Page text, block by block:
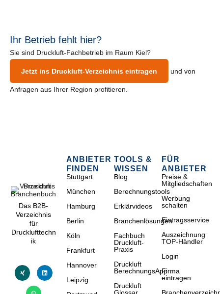
Ihr Betrieb fehlt hier?
Sie sind Druckluft-Fachbetrieb im Raum Kiel?
Jetzt ins Druckluft-Verzeichnis eintragen und von
Anfragen aus Ihrer Region profitieren.
Das B2B-
Verzeichnis
für
Drucklufttechn
ik
ANBIETER
FINDEN
Stuttgart
München
Hamburg
Berlin
Köln
Frankfurt
Hannover
Leipzig
TOOLS &
WISSEN
Blog
Berechnungstools
Erklärvideos
Branchenlösungen
Fachbuch
Druckluft-
Praxis
Druckluft
BerechnungsApp
Druckluft
FÜR
ANBIETER
Preise &
Mitgliedschaften
Werbung
schalten
Eintragsservice
Auszeichnung
TOP-Händler
Login
Firma
eintragen